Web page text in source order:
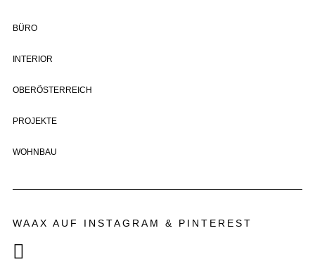
BÜRO
INTERIOR
OBERÖSTERREICH
PROJEKTE
WOHNBAU
WAAX AUF INSTAGRAM & PINTEREST